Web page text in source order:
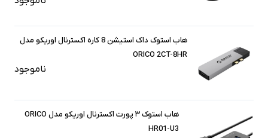
هاب استوک داک استیشن 8 کاره اکسترنال اوریکو مدل
ORICO 2CT-8HR
ناموجود
هاب استوک ۳ پورت اکسترنال اوریکو مدل ORICO
HR01-U3